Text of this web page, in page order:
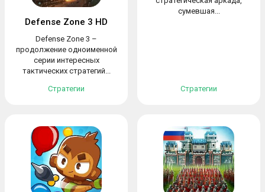
Defense Zone 3 HD
Defense Zone 3 –
продолжение одноименной
серии интересных
тактических стратегий...
Стратегии
сумевшая...
Стратегии